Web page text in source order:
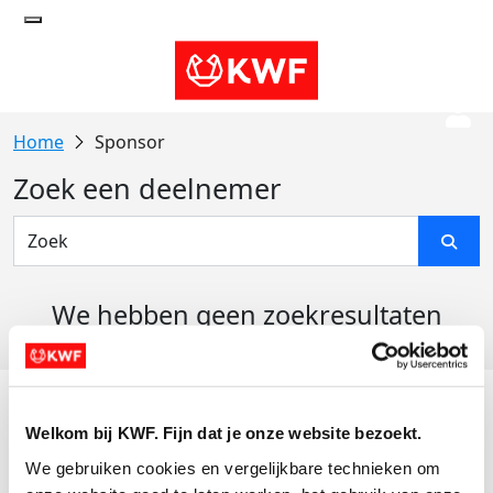
Welkom bij KWF. Fijn dat je onze website bezoekt.
We gebruiken cookies en vergelijkbare technieken om
Sponsor
Zoek een deelnemer
We hebben geen zoekresultaten
Actiematerialen
Evenementen